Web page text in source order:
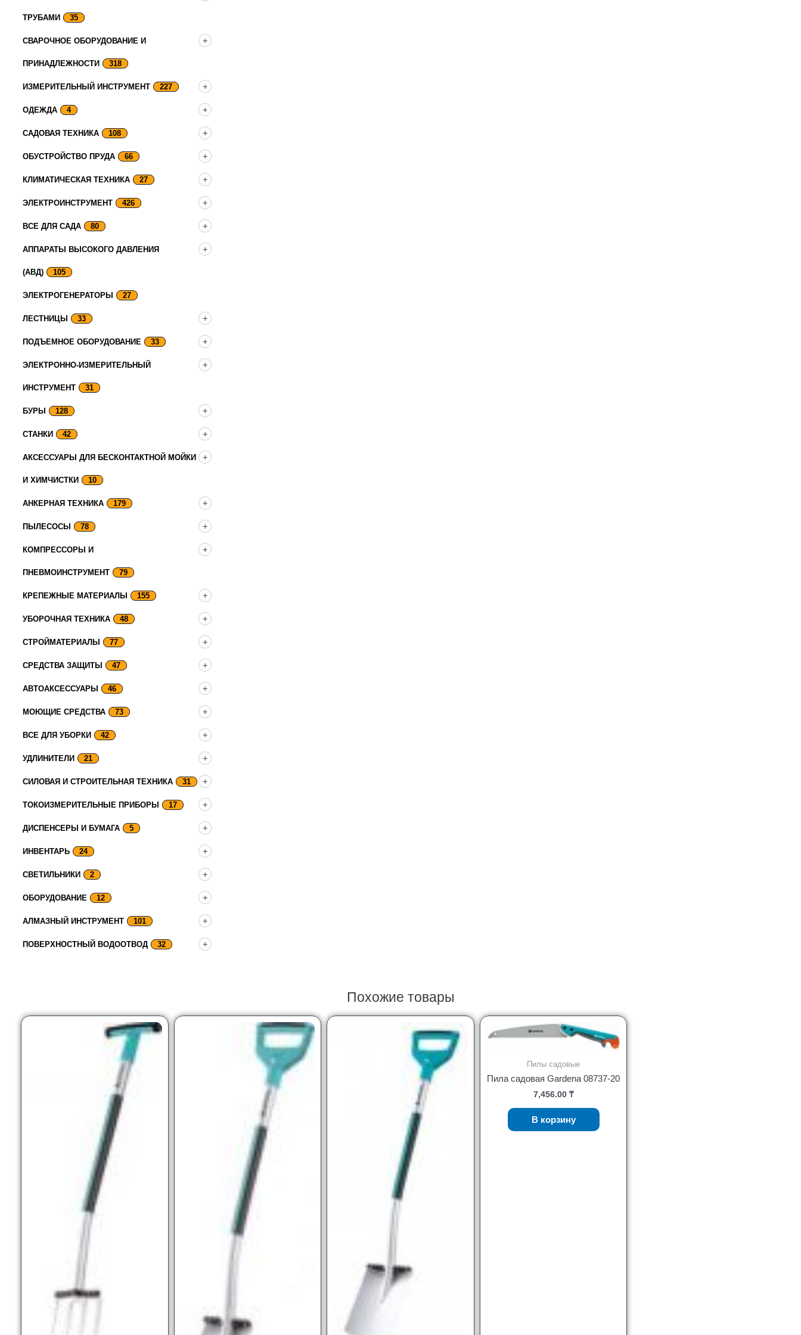
ТРУБАМИ 35
СВАРОЧНОЕ ОБОРУДОВАНИЕ И
ПРИНАДЛЕЖНОСТИ 318
ИЗМЕРИТЕЛЬНЫЙ ИНСТРУМЕНТ 227
ОДЕЖДА 4
САДОВАЯ ТЕХНИКА 108
ОБУСТРОЙСТВО ПРУДА 66
КЛИМАТИЧЕСКАЯ ТЕХНИКА 27
ЭЛЕКТРОИНСТРУМЕНТ 426
ВСЕ ДЛЯ САДА 80
АППАРАТЫ ВЫСОКОГО ДАВЛЕНИЯ
(АВД) 105
ЭЛЕКТРОГЕНЕРАТОРЫ 27
ЛЕСТНИЦЫ 33
ПОДЪЕМНОЕ ОБОРУДОВАНИЕ 33
ЭЛЕКТРОННО-ИЗМЕРИТЕЛЬНЫЙ
ИНСТРУМЕНТ 31
БУРЫ 128
СТАНКИ 42
АКСЕССУАРЫ ДЛЯ БЕСКОНТАКТНОЙ МОЙКИ
И ХИМЧИСТКИ 10
АНКЕРНАЯ ТЕХНИКА 179
ПЫЛЕСОСЫ 78
КОМПРЕССОРЫ И
ПНЕВМОИНСТРУМЕНТ 79
КРЕПЕЖНЫЕ МАТЕРИАЛЫ 155
УБОРОЧНАЯ ТЕХНИКА 48
СТРОЙМАТЕРИАЛЫ 77
СРЕДСТВА ЗАЩИТЫ 47
АВТОАКСЕССУАРЫ 46
МОЮЩИЕ СРЕДСТВА 73
ВСЕ ДЛЯ УБОРКИ 42
УДЛИНИТЕЛИ 21
СИЛОВАЯ И СТРОИТЕЛЬНАЯ ТЕХНИКА 31
ТОКОИЗМЕРИТЕЛЬНЫЕ ПРИБОРЫ 17
ДИСПЕНСЕРЫ И БУМАГА 5
ИНВЕНТАРЬ 24
СВЕТИЛЬНИКИ 2
ОБОРУДОВАНИЕ 12
АЛМАЗНЫЙ ИНСТРУМЕНТ 101
ПОВЕРХНОСТНЫЙ ВОДООТВОД 32
Похожие товары
Пилы садовые
Пила садовая Gardena 08737-20
7,456.00₸
В корзину